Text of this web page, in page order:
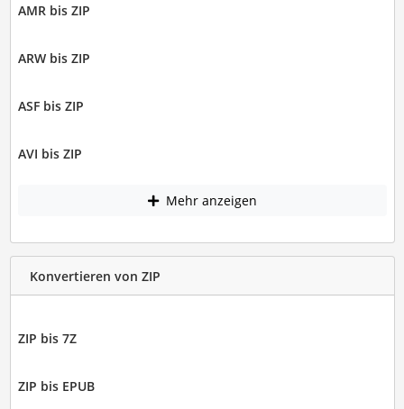
AMR bis ZIP
ARW bis ZIP
ASF bis ZIP
AVI bis ZIP
Mehr anzeigen
Konvertieren von ZIP
ZIP bis 7Z
ZIP bis EPUB